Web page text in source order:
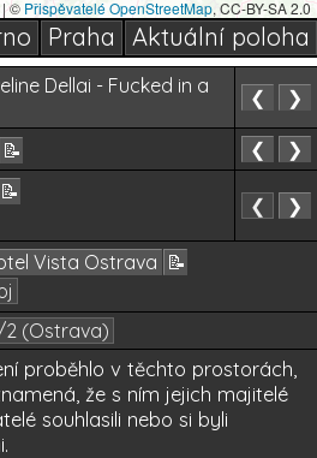
|© Přispěvatelé OpenStreetMap, CC-BY-SA 2.0
Praha Aktuální poloha
Dellai - Fucked in a
❮ ❯
📝 ❮ ❯
📝
❮ ❯
Vista Ostrava 📝
2 (Ostrava)
proběhlo v těchto prostorách,
že s ním jejich majitelé
souhlasili nebo si byli